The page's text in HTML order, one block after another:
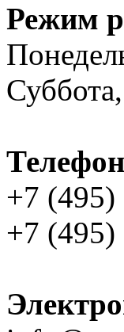
Режим
+7 (495)
+7 (495)